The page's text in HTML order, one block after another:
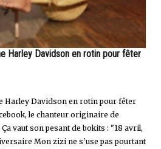
Harley Davidson en rotin pour fêter
Harley Davidson en rotin pour fêter
le chanteur originaire de
vaut son pesant de bokits : "18 avril,
Mon zizi ne s'use pas pourtant